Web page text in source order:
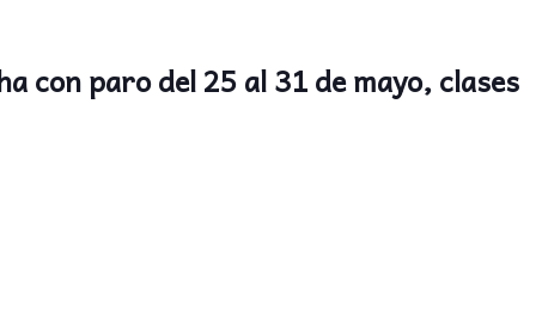
con paro del 25 al 31 de mayo, clases